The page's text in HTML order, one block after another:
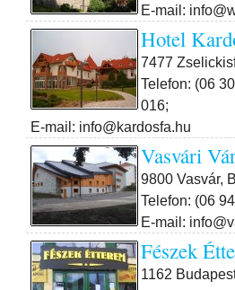
E-mail:
Hotel
7477
Telefon: (06
016;
E-mail: info@kardosfa.hu
Vasvári
9800 Vasvár,
Telefon: (06
E-mail:
Fészek
1162